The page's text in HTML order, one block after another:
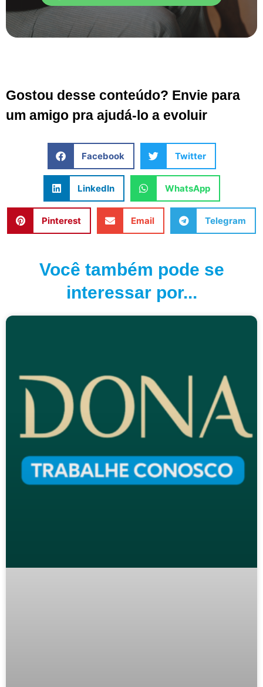
Gostou desse conteúdo? Envie para
um amigo pra ajudá-lo a evoluir
Facebook Twitter
LinkedIn WhatsApp
Pinterest Email Telegram
Você também pode se
interessar por...